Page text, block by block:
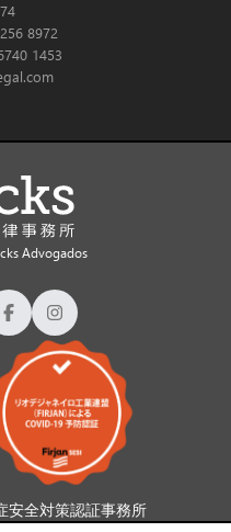
8972
1453
Advogados
安全対策認証事務所